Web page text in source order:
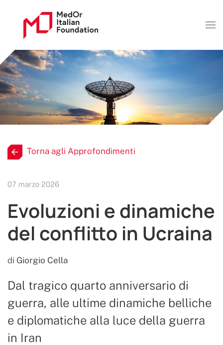
Torna agli Approfondimenti
07 marzo 2026
Evoluzioni e dinamiche
del conflitto in Ucraina
di Giorgio Cella
Dal tragico quarto anniversario di
guerra, alle ultime dinamiche belliche
e diplomatiche alla luce della guerra
in Iran